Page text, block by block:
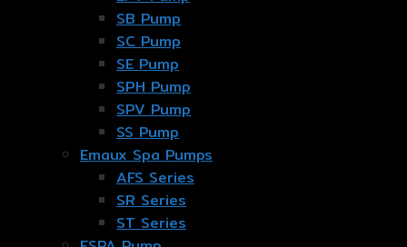
SB Pump
SC Pump
SE Pump
SPH Pump
SPV Pump
SS Pump
Emaux Spa Pumps
AFS Series
SR Series
ST Series